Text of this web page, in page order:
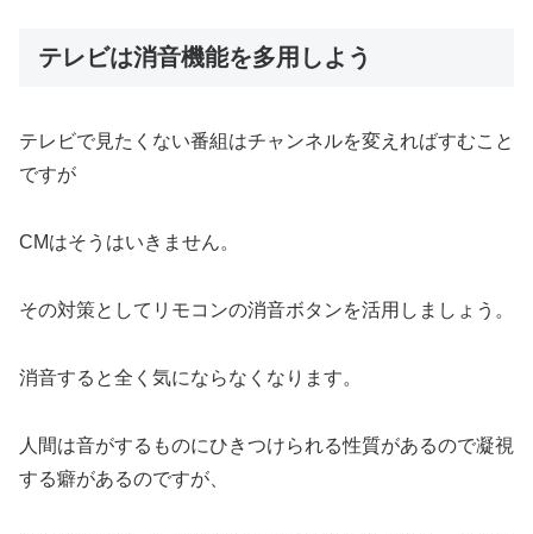
テレビは消音機能を多用しよう
テレビで見たくない番組はチャンネルを変えればすむこと
ですが
CMはそうはいきません。
その対策としてリモコンの消音ボタンを活用しましょう。
消音すると全く気にならなくなります。
人間は音がするものにひきつけられる性質があるので凝視
する癖があるのですが、